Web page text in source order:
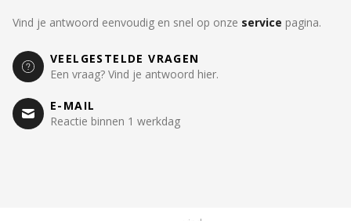
Vind je antwoord eenvoudig en snel op onze service pagina.
VEELGESTELDE VRAGEN
Een vraag? Vind je antwoord hier.
E-MAIL
Reactie binnen 1 werkdag